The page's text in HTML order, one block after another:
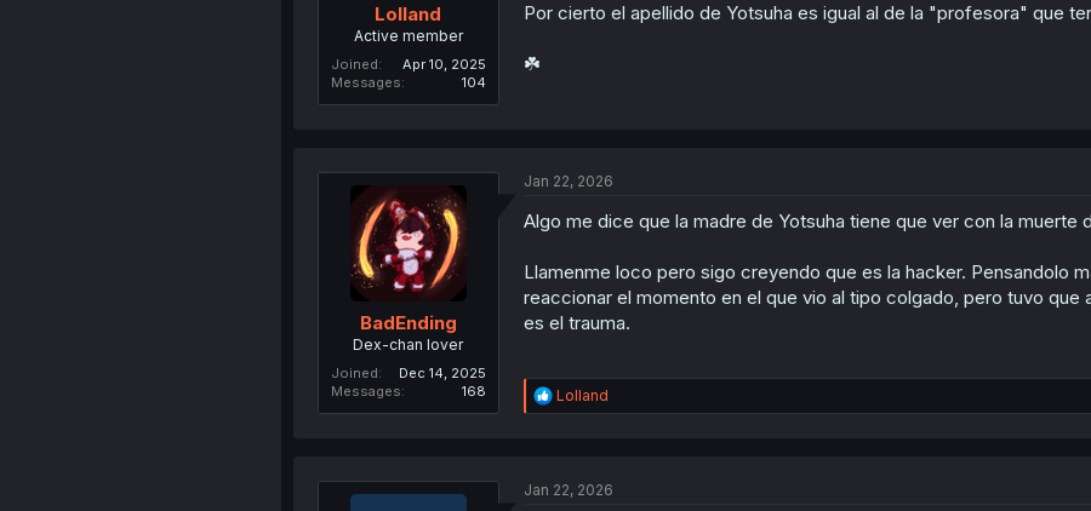
Lolland
Active member
Joined
Apr 10, 2025
Messages
104
Por cierto el apellido de Yotsuha es igual al de la "profesora" que
☘️
BadEnding
Dex-chan lover
Joined
Dec 14, 2025
Messages
168
Jan 22, 2026
Algo me dice que la madre de Yotsuha tiene que ver con la muerte
Llamenme loco pero sigo creyendo que es la hacker. Pensandolo
reaccionar el momento en el que vio al tipo colgado, pero tuvo
es el trauma.
R
e
i
Lolland
Jan 22, 2026